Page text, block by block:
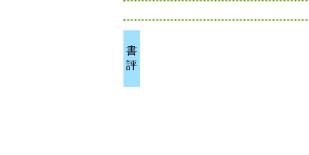
書
評